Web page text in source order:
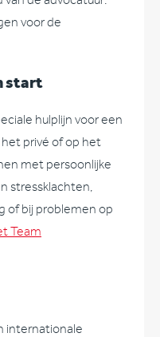
voor de
start
hulplijn voor een
privé of op het
met persoonlijke
stressklachten,
of bij problemen op
Team
internationale